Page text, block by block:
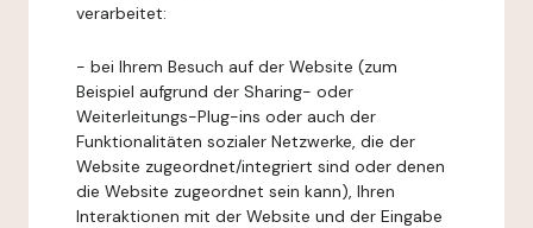
verarbeitet:
- bei Ihrem Besuch auf der Website (zum
Beispiel aufgrund der Sharing- oder
Weiterleitungs-Plug-ins oder auch der
Funktionalitäten sozialer Netzwerke, die der
Website zugeordnet/integriert sind oder denen
die Website zugeordnet sein kann), Ihren
Interaktionen mit der Website und der Eingabe